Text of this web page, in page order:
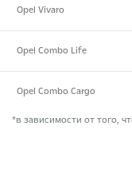
Opel Vivaro
Opel Combo Life
Opel Combo Cargo
*в зависимости от того,